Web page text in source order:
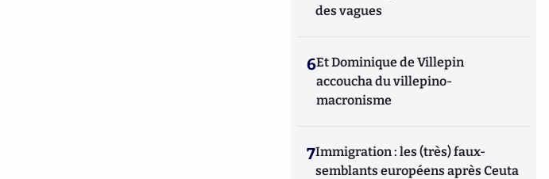
des vagues
6Et Dominique de Villepin
accoucha du villepino-
macronisme
7Immigration : les (très) faux-
semblants européens après Ceuta